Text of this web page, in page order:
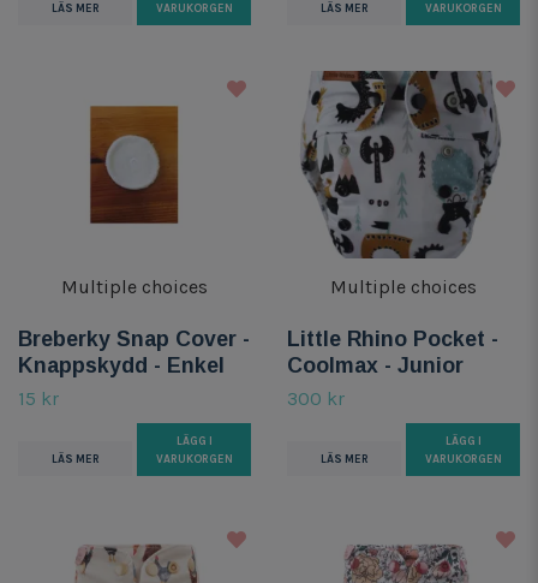
LÄS MER
VARUKORGEN
LÄS MER
VARUKORGEN
Multiple choices
Breberky Snap Cover -
Knappskydd - Enkel
15 kr
LÄS MER
LÄGG I
VARUKORGEN
Multiple choices
Little Rhino Pocket -
Coolmax - Junior
300 kr
LÄS MER
LÄGG I
VARUKORGEN